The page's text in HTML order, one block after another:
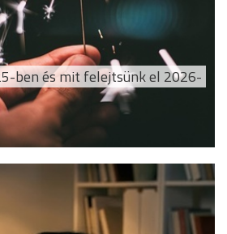
ben és mit felejtsünk el 2026-